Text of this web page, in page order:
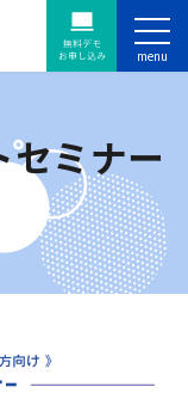
ミナー